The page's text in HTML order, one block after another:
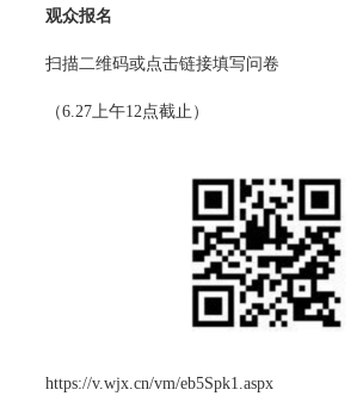
观众报名
扫描二维码或点击链接填写问卷
（6.27上午12点截止）
https://v.wjx.cn/vm/eb5Spk1.aspx